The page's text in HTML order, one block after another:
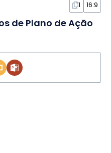
1 16:9
de Plano de Ação